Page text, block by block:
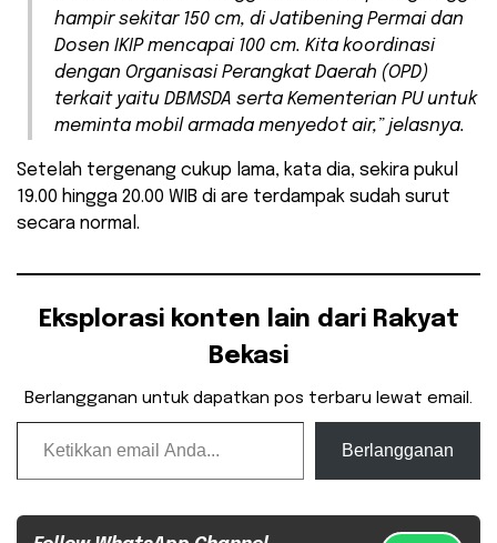
hampir sekitar 150 cm, di Jatibening Permai dan
Dosen IKIP mencapai 100 cm. Kita koordinasi
dengan Organisasi Perangkat Daerah (OPD)
terkait yaitu DBMSDA serta Kementerian PU untuk
meminta mobil armada menyedot air,” jelasnya.
Setelah tergenang cukup lama, kata dia, sekira pukul
19.00 hingga 20.00 WIB di are terdampak sudah surut
secara normal.
Eksplorasi konten lain dari Rakyat
Bekasi
Berlangganan untuk dapatkan pos terbaru lewat email.
Ketikkan email Anda...
Berlangganan